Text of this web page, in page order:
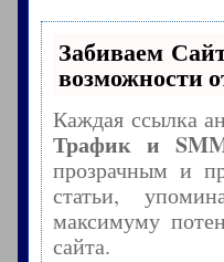
Забиваем
возможности
Каждая ссылка
Трафик и
прозрачным и
статьи,
максимуму
сайта.